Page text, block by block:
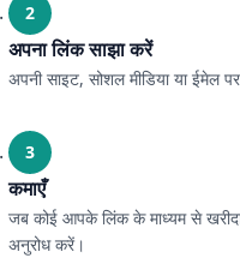
2
अपना लिंक साझा करें
अपनी साइट, सोशल मीडिया या ईमेल
3
कमाएँ
जब कोई आपके लिंक के माध्यम से
अनुरोध करें।